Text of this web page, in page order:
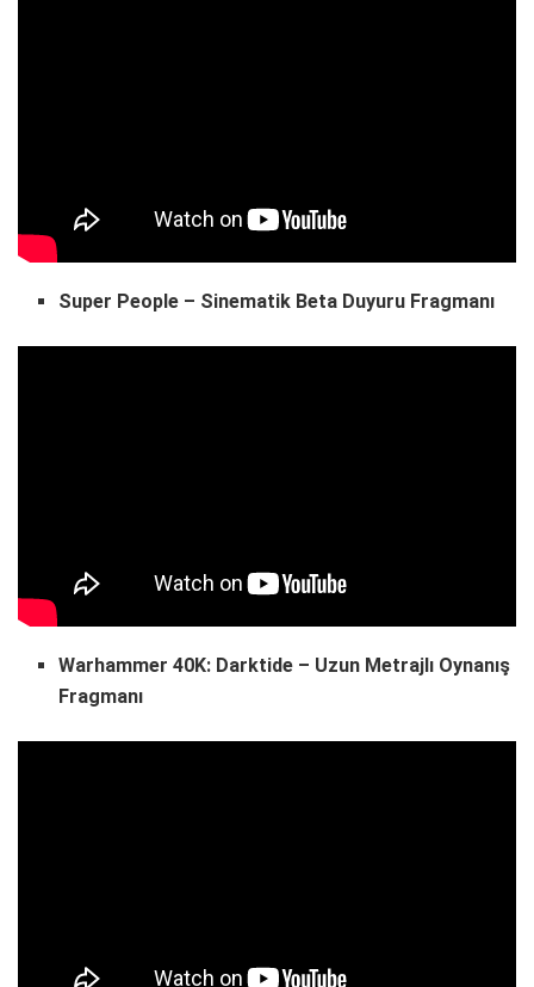
Super People – Sinematik Beta Duyuru Fragmanı
Warhammer 40K: Darktide – Uzun Metrajlı Oynanış
Fragmanı